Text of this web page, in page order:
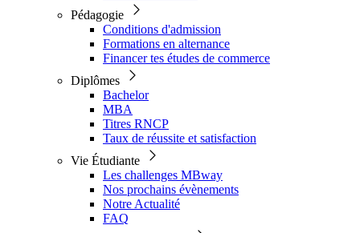
Pédagogie
Conditions d'admission
Formations en alternance
Financer tes études de commerce
Diplômes
Bachelor
MBA
Titres RNCP
Taux de réussite et satisfaction
Vie Étudiante
Les challenges MBway
Nos prochains évènements
Notre Actualité
FAQ